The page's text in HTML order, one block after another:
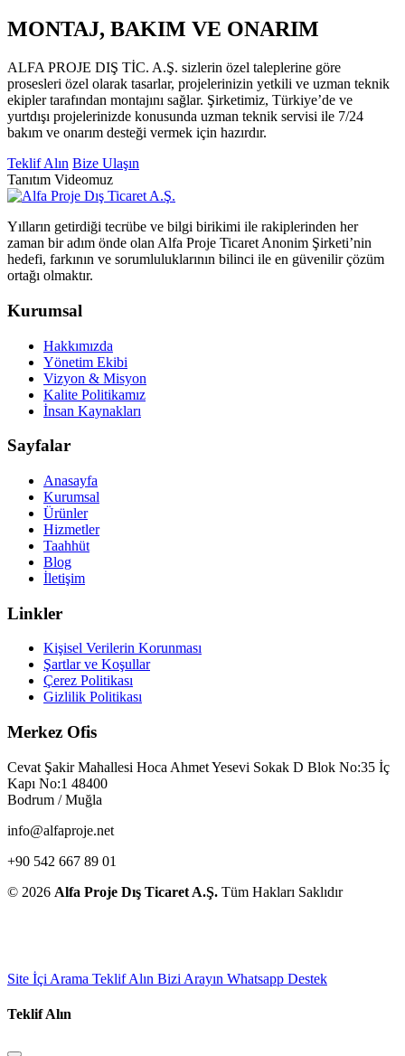
MONTAJ, BAKIM VE ONARIM
ALFA PROJE DIŞ TİC. A.Ş. sizlerin özel taleplerine göre
prosesleri özel olarak tasarlar, projelerinizin yetkili ve uzman teknik
ekipler tarafından montajını sağlar. Şirketimiz, Türkiye’de ve
yurtdışı projelerinizde konusunda uzman teknik servisi ile 7/24
bakım ve onarım desteği vermek için hazırdır.
Teklif Alın Bize Ulaşın
Tanıtım Videomuz
Yılların getirdiği tecrübe ve bilgi birikimi ile rakiplerinden her
zaman bir adım önde olan Alfa Proje Ticaret Anonim Şirketi’nin
hedefi, farkının ve sorumluluklarının bilinci ile en güvenilir çözüm
ortağı olmaktır.
Kurumsal
Hakkımızda
Yönetim Ekibi
Vizyon & Misyon
Kalite Politikamız
İnsan Kaynakları
Sayfalar
Anasayfa
Kurumsal
Ürünler
Hizmetler
Taahhüt
Blog
İletişim
Linkler
Kişisel Verilerin Korunması
Şartlar ve Koşullar
Çerez Politikası
Gizlilik Politikası
Merkez Ofis
Cevat Şakir Mahallesi Hoca Ahmet Yesevi Sokak D Blok No:35 İç
Kapı No:1 48400
Bodrum / Muğla
info@alfaproje.net
+90 542 667 89 01
© 2026 Alfa Proje Dış Ticaret A.Ş. Tüm Hakları Saklıdır
Site İçi Arama Teklif Alın Bizi Arayın Whatsapp Destek
Teklif Alın